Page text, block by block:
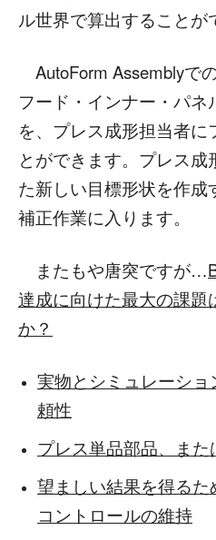
ル世界で算出することが
AutoForm Assemblyで
フード・インナー・パネ
を、プレス成形担当者に
とができます。プレス
た新しい目標形状を作成
補正作業に入ります。
またもや唐突ですが…
達成に向けた最大の課題
か？
実物とシミュレーシ
頼性
プレス単品部品、ま
望ましい結果を得るた
コントロールの維持